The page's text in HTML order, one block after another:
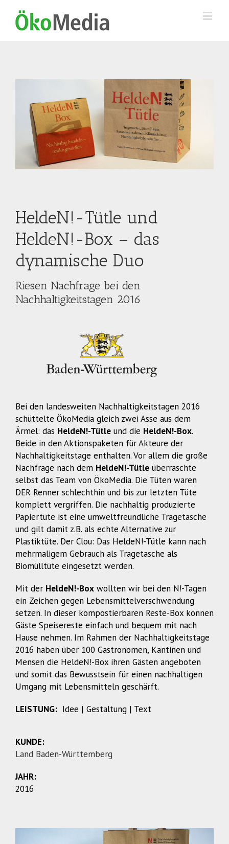
HeldeN!-Tütle und
HeldeN!-Box – das
dynamische Duo
Riesen Nachfrage bei den
Nachhaltigkeitstagen 2016
Bei den landesweiten Nachhaltigkeitstagen 2016
schüttelte ÖkoMedia gleich zwei Asse aus dem
Ärmel: das HeldeN!-Tütle und die HeldeN!-Box.
Beide in den Aktionspaketen für Akteure der
Nachhaltigkeitstage enthalten. Vor allem die große
Nachfrage nach dem HeldeN!-Tütle überraschte
selbst das Team von ÖkoMedia. Die Tüten waren
DER Renner schlechthin und bis zur letzten Tüte
komplett vergriffen. Die nachhaltig produzierte
Papiertüte ist eine umweltfreundliche Tragetasche
und gilt damit z.B. als echte Alternative zur
Plastiktüte. Der Clou: Das HeldeN!-Tütle kann nach
mehrmaligem Gebrauch als Tragetasche als
Biomülltüte eingesetzt werden.
Mit der HeldeN!-Box wollten wir bei den N!-Tagen
ein Zeichen gegen Lebensmittelverschwendung
setzen. In dieser kompostierbaren Reste-Box können
Gäste Speisereste einfach und bequem mit nach
Hause nehmen. Im Rahmen der Nachhaltigkeitstage
2016 haben über 100 Gastronomen, Kantinen und
Mensen die HeldeN!-Box ihren Gästen angeboten
und somit das Bewusstsein für einen nachhaltigen
Umgang mit Lebensmitteln geschärft.
LEISTUNG: Idee | Gestaltung | Text
KUNDE:
Land Baden-Württemberg
JAHR:
2016